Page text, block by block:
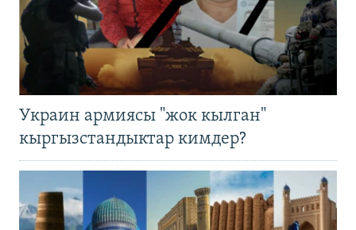
Украин армиясы "жок кылган"
кыргызстандыктар кимдер?